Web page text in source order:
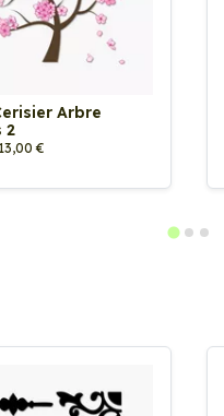
Arbre
2
13,00 €